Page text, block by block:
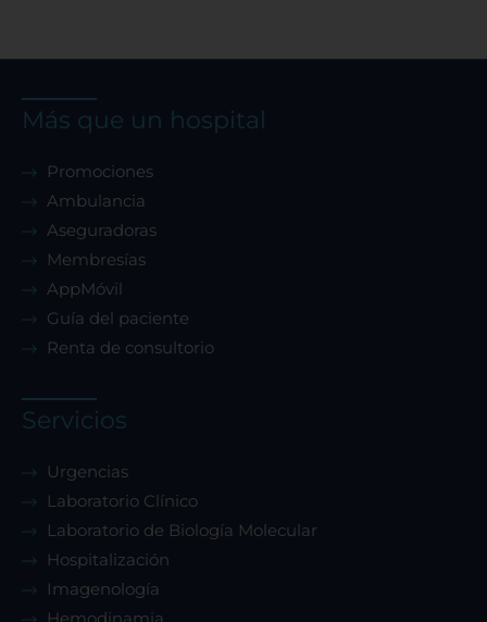
Más que un hospital
Promociones
Ambulancia
Aseguradoras
Membresías
AppMóvil
Guía del paciente
Renta de consultorio
Servicios
Urgencias
Laboratorio Clínico
Laboratorio de Biología Molecular
Hospitalización
Imagenología